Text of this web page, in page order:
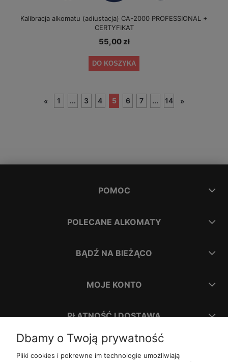
Kalibracja alkomatu (adiustacja) CA-2000 PROFESSIONAL +
CERTYFIKAT
55,00 zł
DO KOSZYKA
« 1 ... 3 4 5 6 7 ... 14 »
POMOC
POLECANE ALKOMATY
BĄDŹ NA BIEŻĄCO
MOJE KONTO
PŁATNOŚĆ I DOSTAWA
INFORMACJE
Dbamy o Twoją prywatność
Pliki cookies i pokrewne im technologie umożliwiają